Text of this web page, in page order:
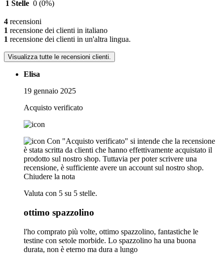
1 Stelle 0 (0%)
4 recensioni
1 recensione dei clienti in italiano
1 recensione dei clienti in un'altra lingua.
Visualizza tutte le recensioni clienti.
Elisa
19 gennaio 2025
Acquisto verificato
Con "Acquisto verificato" si intende che la recensione
è stata scritta da clienti che hanno effettivamente acquistato il
prodotto sul nostro shop. Tuttavia per poter scrivere una
recensione, è sufficiente avere un account sul nostro shop.
Chiudere la nota
Valuta con 5 su 5 stelle.
ottimo spazzolino
l'ho comprato più volte, ottimo spazzolino, fantastiche le
testine con setole morbide. Lo spazzolino ha una buona
durata, non è eterno ma dura a lungo